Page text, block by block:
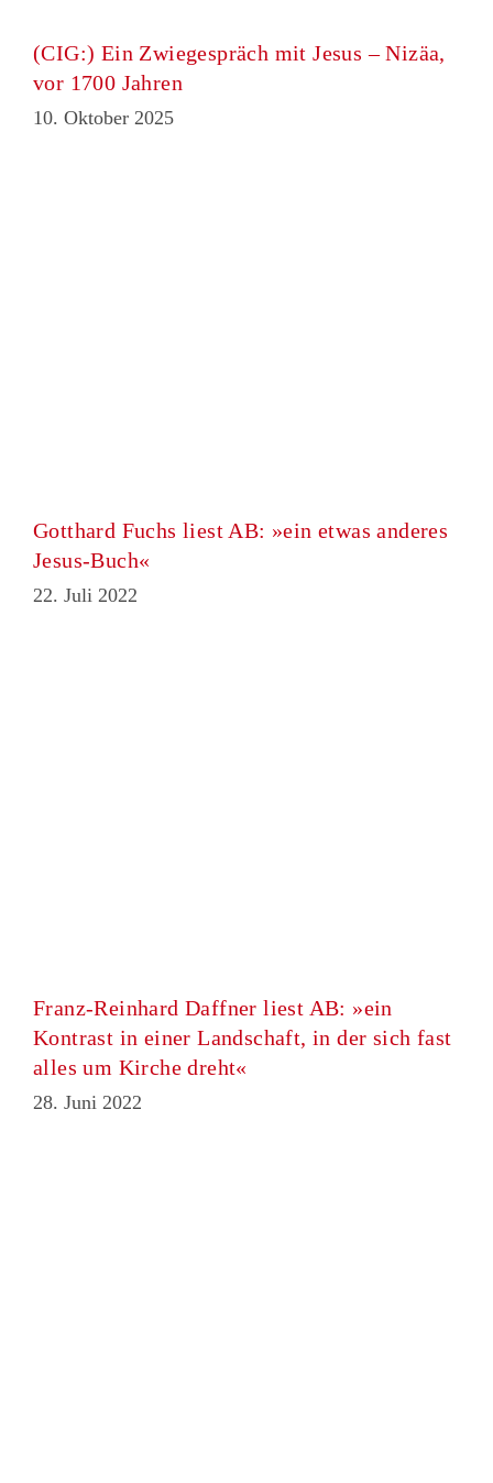
(CIG:) Ein Zwiegespräch mit Jesus – Nizäa,
vor 1700 Jahren
10. Oktober 2025
Gotthard Fuchs liest AB: »ein etwas anderes
Jesus-Buch«
22. Juli 2022
Franz-Reinhard Daffner liest AB: »ein
Kontrast in einer Landschaft, in der sich fast
alles um Kirche dreht«
28. Juni 2022